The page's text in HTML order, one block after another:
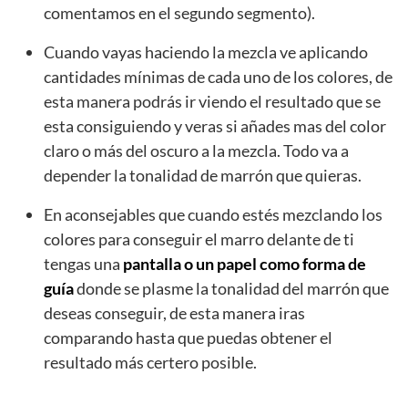
comentamos en el segundo segmento).
Cuando vayas haciendo la mezcla ve aplicando
cantidades mínimas de cada uno de los colores, de
esta manera podrás ir viendo el resultado que se
esta consiguiendo y veras si añades mas del color
claro o más del oscuro a la mezcla. Todo va a
depender la tonalidad de marrón que quieras.
En aconsejables que cuando estés mezclando los
colores para conseguir el marro delante de ti
tengas una pantalla o un papel como forma de
guíadonde se plasme la tonalidad del marrón que
deseas conseguir, de esta manera iras
comparando hasta que puedas obtener el
resultado más certero posible.